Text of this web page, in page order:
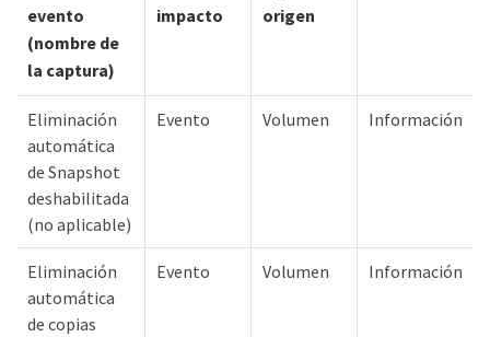
evento
(nombre de
la captura)
impacto
origen
Eliminación
automática
de Snapshot
deshabilitada
(no aplicable)
Evento Volumen Información
Eliminación
automática
de copias
Evento Volumen Información